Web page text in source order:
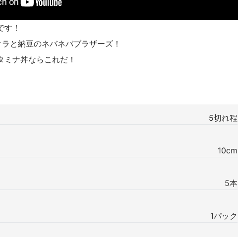
！
と納豆のネバネバブラザーズ！
ナ丼ならこれだ！
5切れ程
10cm
5本
1パック